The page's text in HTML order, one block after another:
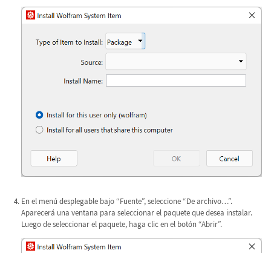
En el menú desplegable bajo “Fuente”, seleccione “De archivo…”.
Aparecerá una ventana para seleccionar el paquete que desea instalar.
Luego de seleccionar el paquete, haga clic en el botón “Abrir”.